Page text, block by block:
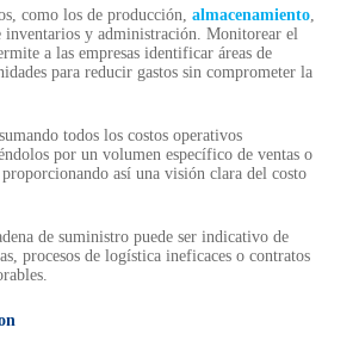
como los de producción, almacenamiento,
inventarios y administración. Monitorear el
a las empresas identificar áreas de
para reducir gastos sin comprometer la
todos los costos operativos
por un volumen específico de ventas o
así una visión clara del costo
de suministro puede ser indicativo de
procesos de logística ineficaces o contratos